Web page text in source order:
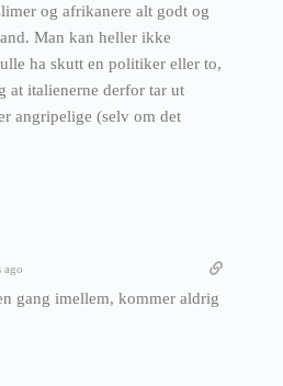
og afrikanere alt godt og
Man kan heller ikke
ha skutt en politiker eller to,
at italienerne derfor tar ut
angripelige (selv om det
ago
gang imellem, kommer aldrig